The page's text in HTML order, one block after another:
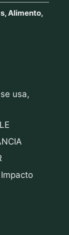
Alimento,
usa,
Impacto